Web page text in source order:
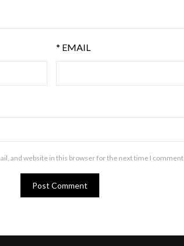
EMAIL
*
and website in this browser for the next time I comment.